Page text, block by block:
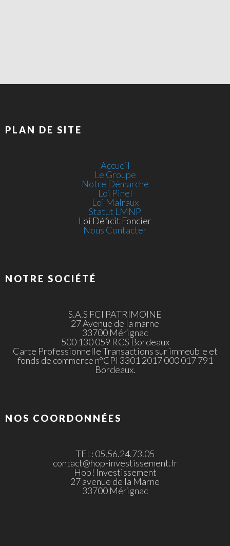
PLAN DE SITE
Accueil
Le Groupe
Notre Démarche
Loi Pinel
Loi Malraux
Statut LMNP
Loi Déficit Foncier
Nous Contacter
NOTRE SOCIÉTÉ
S.A.S FCI PATRIMOINE
27 Avenue de la marne
33700 Mérignac
500 130 059 RCS Bordeaux
Carte Professionnelle Transactions sur immeuble et
fonds de commerce n°CPI 3301 2017 000 017 791
Bordeaux.
NOS COORDONNÉES
TEL: 05.56.24.73.05
contact@hop-investissement.fr
Hop! Investissement
27 avenue de la Marne
33700 Mérignac